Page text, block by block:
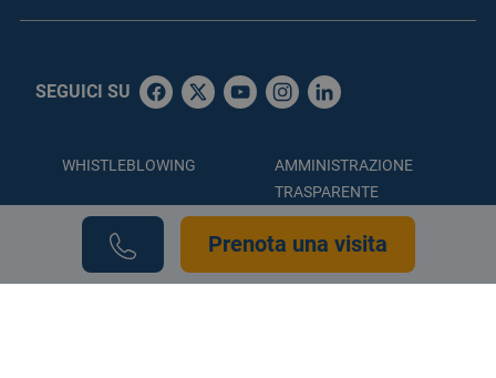
SEGUICI SU
WHISTLEBLOWING
AMMINISTRAZIONE
TRASPARENTE
ACCESSIBILITÀ
COOKIE POLICY
Prenota una visita